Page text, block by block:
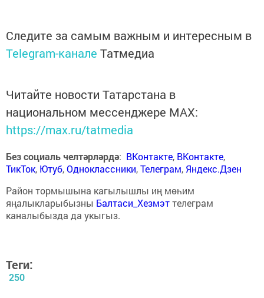
Следите за самым важным и интересным в
Telegram-канале Татмедиа
Читайте новости Татарстана в
национальном мессенджере MАХ:
https://max.ru/tatmedia
Без социаль челтәрләрдә: ВКонтакте, ВКонтакте,
ТикТок, Ютуб,Одноклассники,Телеграм, Яндекс.Дзен
Район тормышына кагылышлы иң мөһим
яңалыкларыбызны Балтаси_Хезмэттелеграм
каналыбызда да укыгыз.
Теги:
250